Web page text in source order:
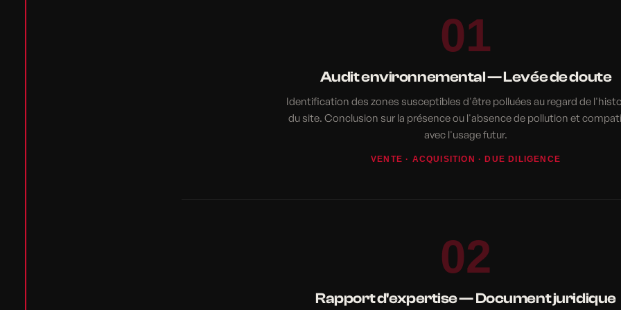
01
Audit environnemental — Levée de doute
Identification des zones susceptibles d'être polluées au regard de
du site. Conclusion sur la présence ou l'absence de pollution et
avec l'usage futur.
VENTE · ACQUISITION · DUE DILIGENCE
02
Rapport d'expertise — Document juridique